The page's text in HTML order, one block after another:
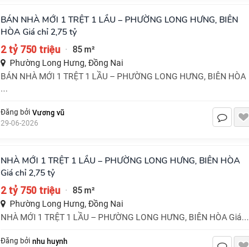
BÁN NHÀ MỚI 1 TRỆT 1 LẦU – PHƯỜNG LONG HƯNG, BIÊN
HÒA Giá chỉ 2,75 tỷ
2 tỷ 750 triệu · 85 m²
Phường Long Hưng, Đồng Nai
BÁN NHÀ MỚI 1 TRỆT 1 LẦU – PHƯỜNG LONG HƯNG, BIÊN HÒA
...
Đăng bởi Vương vũ
29-06-2026
NHÀ MỚI 1 TRỆT 1 LẦU – PHƯỜNG LONG HƯNG, BIÊN HÒA
Giá chỉ 2,75 tỷ
2 tỷ 750 triệu · 85 m²
Phường Long Hưng, Đồng Nai
NHÀ MỚI 1 TRỆT 1 LẦU – PHƯỜNG LONG HƯNG, BIÊN HÒA Giá...
Đăng bởi nhu huynh